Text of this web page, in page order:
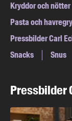
Kryddor och nötter
Pasta och
Pressbilder Carl
Snacks
Snus
Pressbilder